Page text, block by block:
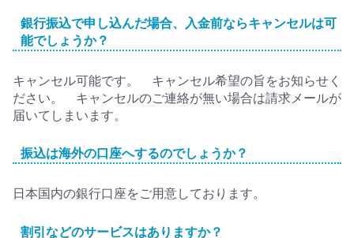
銀行振込で申し込んだ場合、入金前ならキャンセルは可
能でしょうか？
キャンセル可能です。 キャンセル希望の旨をお知らせく
ださい。 キャンセルのご連絡が無い場合は請求メールが
届いてしまいます。
振込は海外の口座へするのでしょうか？
日本国内の銀行口座をご用意しております。
割引などのサービスはありますか？